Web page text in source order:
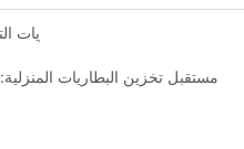
مستقبل تخزين البطاريات
مستقبل تخزين البطاريات